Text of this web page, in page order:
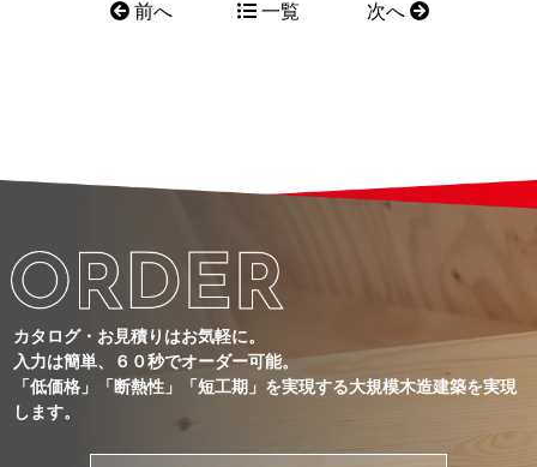
前へ 一覧 次へ
カタログ・お見積りはお気軽に。
入力は簡単、６０秒でオーダー可能。
「低価格」「断熱性」「短工期」を実現する大規模木造建築を実現
します。